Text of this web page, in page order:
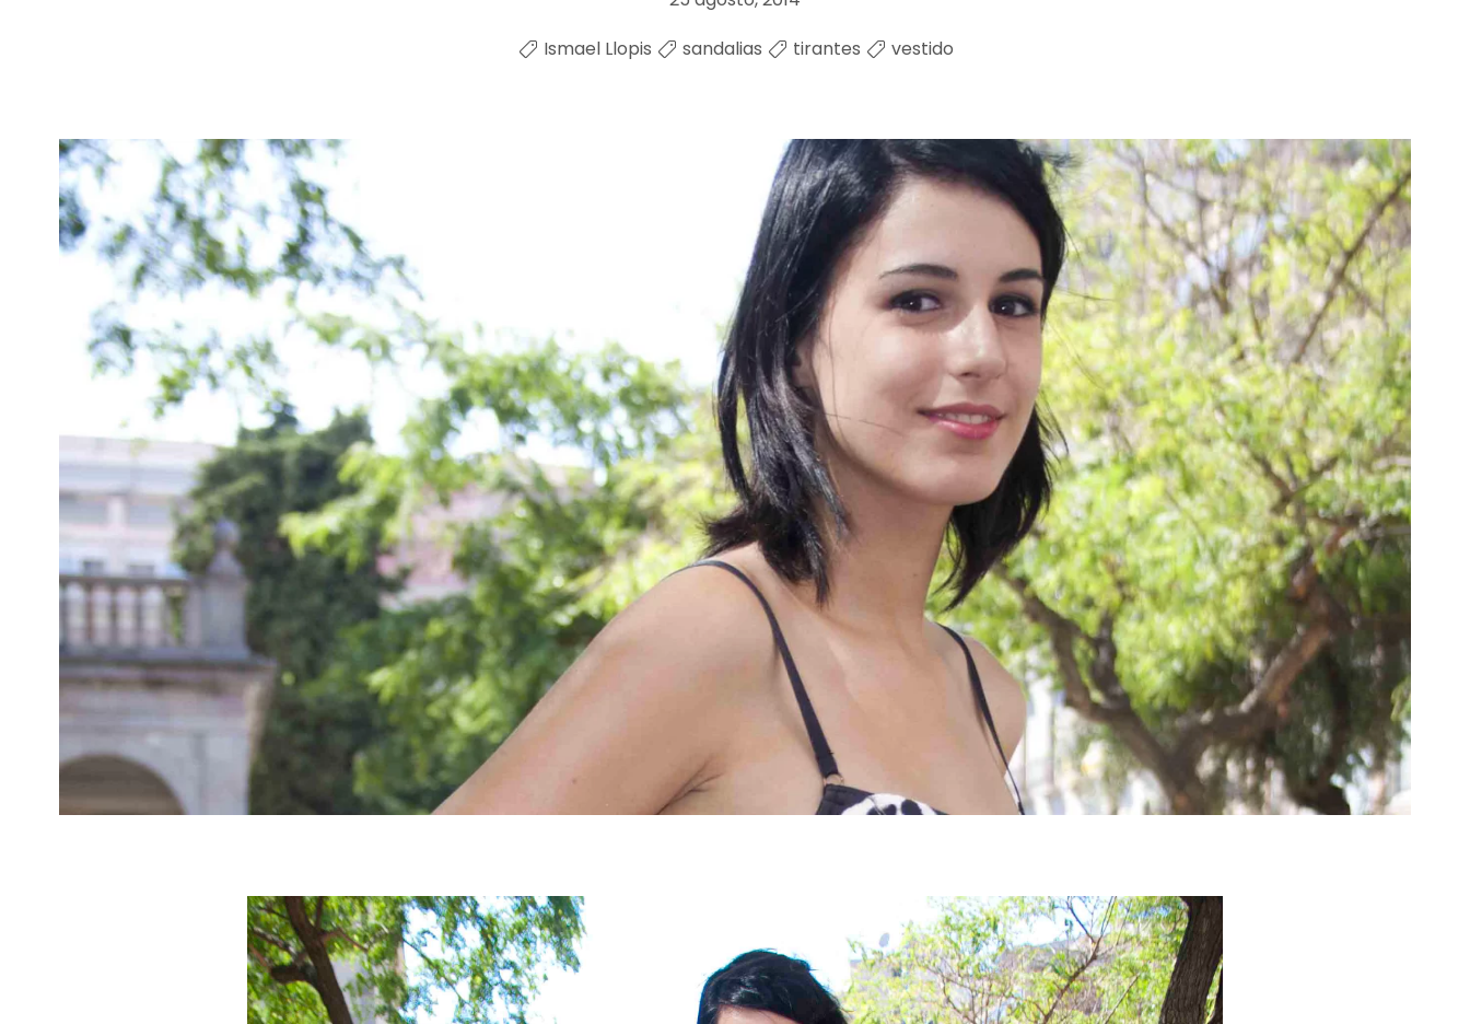
Ismael Llopis
sandalias tirantes vestido